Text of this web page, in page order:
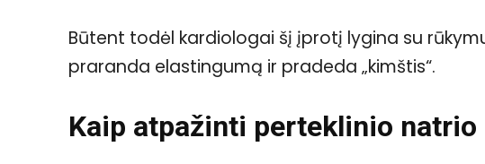
Būtent todėl kardiologai šį įprotį lygina su
praranda elastingumą ir pradeda „kimštis“.
Kaip atpažinti perteklinio natrio